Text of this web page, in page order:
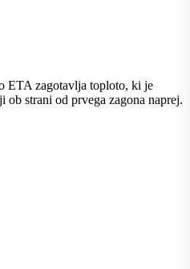
ETA zagotavlja toploto, ki je
strani od prvega zagona naprej.